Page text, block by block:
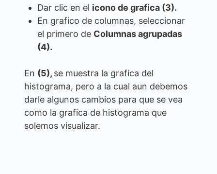
Dar clic en el icono de grafica (3).
En grafico de columnas, seleccionar
el primero de Columnas agrupadas
(4).
En (5), se muestra la grafica del
histograma, pero a la cual aun debemos
darle algunos cambios para que se vea
como la grafica de histograma que
solemos visualizar.